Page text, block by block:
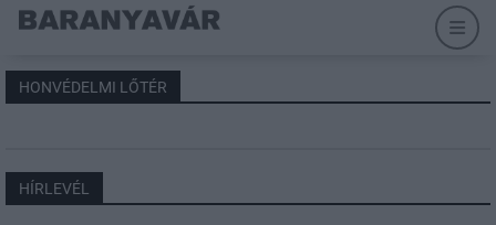
HONVÉDELMI LŐTÉR
HÍRLEVÉL